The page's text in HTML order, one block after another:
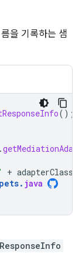
을 기록하는 샘
();
.
+
. java
ResponseInfo